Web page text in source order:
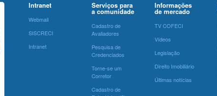
Intranet
Webmail
SISCRECI
Intranet
Serviços para
a comunidade
Cadastro de
Avaliadores
Pesquisa de
Credenciados
Torne-se um
Corretor
Cadastro de
Informações
de mercado
TV COFECI
Vídeos
Legislação
Direito Imobiliário
Últimas notícias